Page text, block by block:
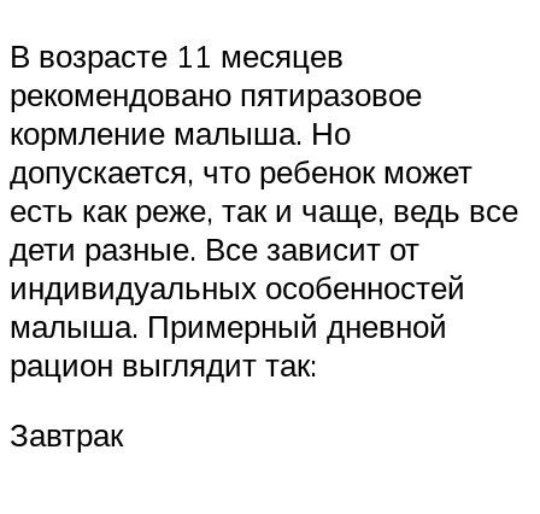
В возрасте 11 месяцев
рекомендовано пятиразовое
кормление малыша. Но
допускается, что ребенок может
есть как реже, так и чаще, ведь все
дети разные. Все зависит от
индивидуальных особенностей
малыша. Примерный дневной
рацион выглядит так:
Завтрак